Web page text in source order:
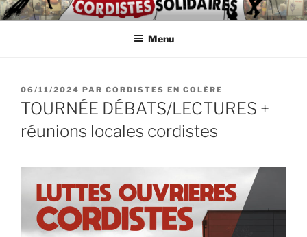
Aller
au
ASSOCIATION
D'AUTODÉFENSE DE
Intérimaires, embauché(e)s, indépendant(e)s : lutte, entraide,
Menu
PUBLIÉ
LE
06/11/2024 PAR CORDISTES EN COLÈRE
TOURNÉE DÉBATS/LECTURES +
réunions locales cordistes